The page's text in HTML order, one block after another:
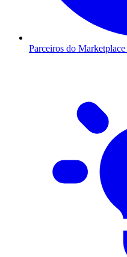
Parceiros do Marketplace